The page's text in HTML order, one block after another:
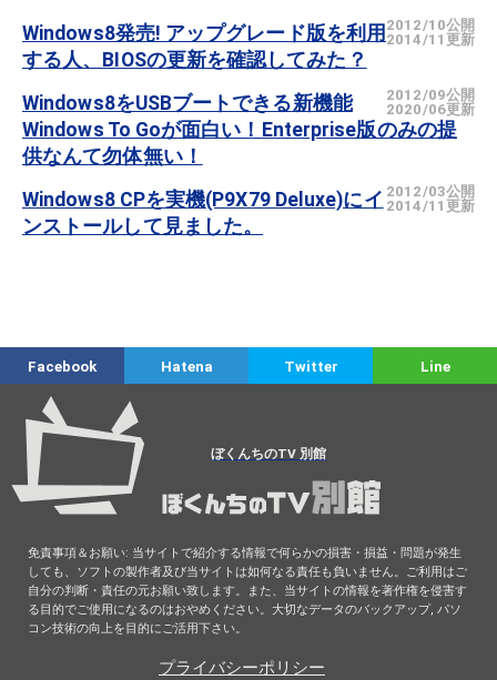
2012/10公開
2014/11更新
Windows8発売! アップグレード版を利用
する人、BIOSの更新を確認してみた？
2012/09公開
2020/06更新
Windows8をUSBブートできる新機能
Windows To Goが面白い！Enterprise版のみの提
供なんて勿体無い！
2012/03公開
2014/11更新
Windows8 CPを実機(P9X79 Deluxe)にイ
ンストールして見ました。
Facebook Hatena Twitter Line
ぼくんちのTV 別館
免責事項＆お願い: 当サイトで紹介する情報で何らかの損害・損益・問題が発生
しても、ソフトの製作者及び当サイトは如何なる責任も負いません。ご利用はご
自分の判断・責任の元お願い致します。また、当サイトの情報を著作権を侵害す
る目的でご使用になるのはおやめください。大切なデータのバックアップ, パソ
コン技術の向上を目的にご活用下さい。
プライバシーポリシー